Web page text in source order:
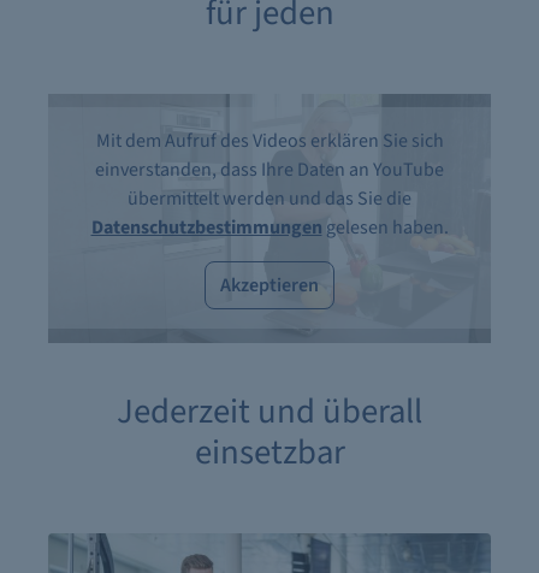
für jeden
Mit dem Aufruf des Videos erklären Sie sich
einverstanden, dass Ihre Daten an YouTube
übermittelt werden und das Sie die
Datenschutzbestimmungen gelesen haben.
Akzeptieren
Jederzeit und überall
einsetzbar